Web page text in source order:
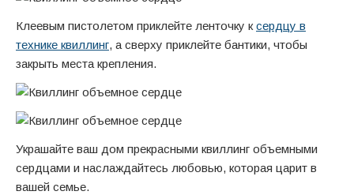
Клеевым пистолетом приклейте ленточку к сердцу в
технике квиллинг, а сверху приклейте бантики, чтобы
закрыть места крепления.
Украшайте ваш дом прекрасными квиллинг объемными
сердцами и наслаждайтесь любовью, которая царит в
вашей семье.